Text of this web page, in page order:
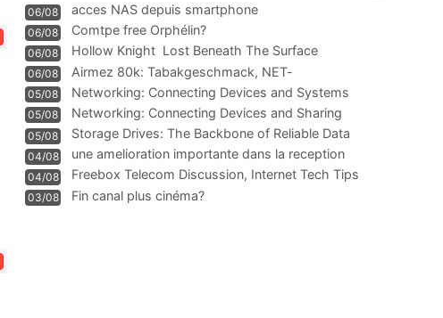
06/08 acces NAS depuis smartphone
06/08 Comtpe free Orphélin?
06/08 Hollow Knight  Lost Beneath The Surface
06/08
Airmez 80k: Tabakgeschmack, NET-
Technologie und Leistung im
05/08 Networking: Connecting Devices and Systems
05/08
Networking: Connecting Devices and Sharing
Information
05/08
Storage Drives: The Backbone of Reliable Data
Management
04/08
une amelioration importante dans la reception
WIFI
04/08
Freebox Telecom Discussion, Internet Tech Tips
Communi
03/08 Fin canal plus cinéma?